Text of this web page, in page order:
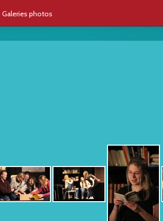
Galeries photos